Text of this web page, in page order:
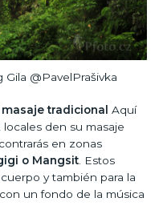
Gila @PavelPrašivka
tradicional Aquí
locales den su masaje
en zonas
o Mangsit. Estos
y también para la
un fondo de la música